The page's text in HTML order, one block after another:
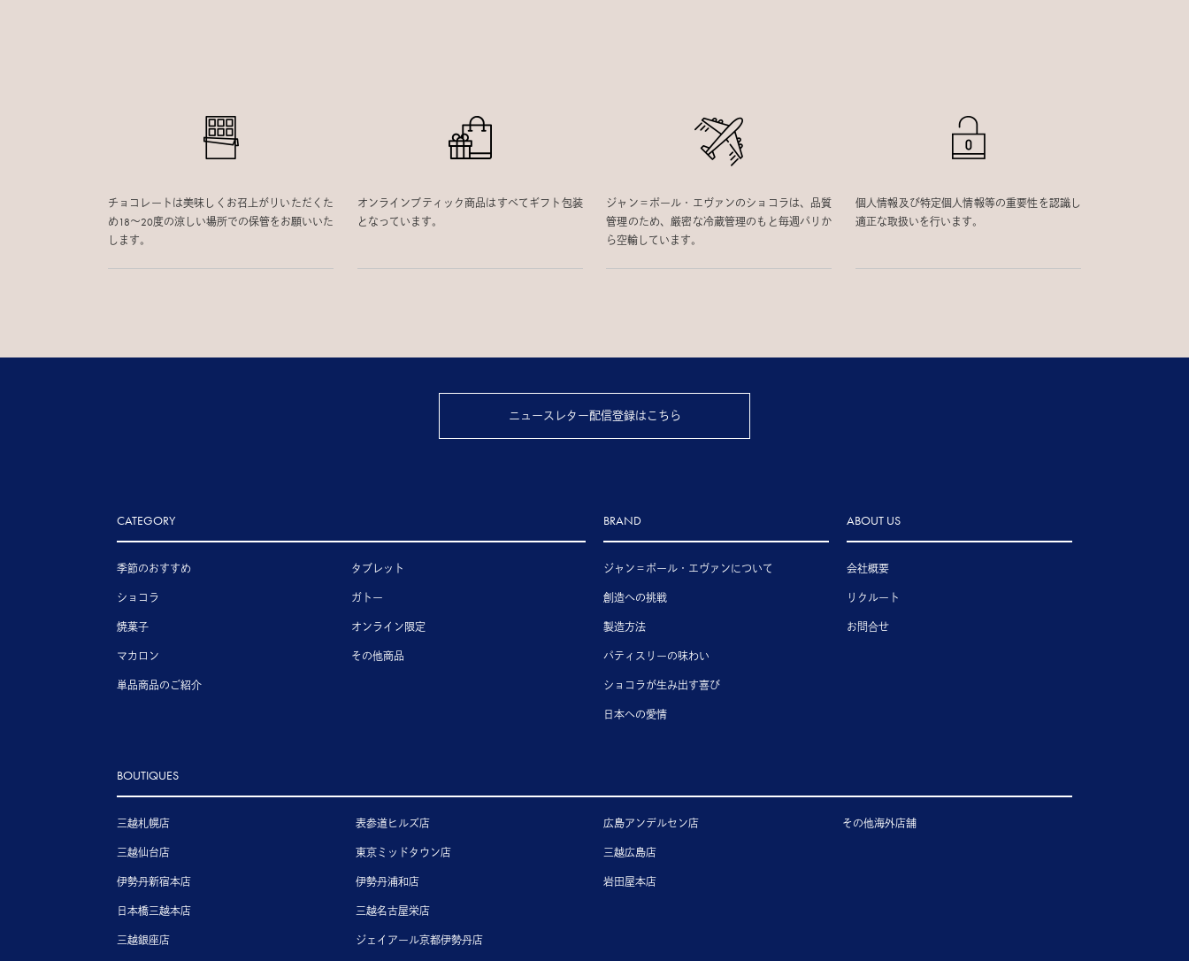
チョコレートは美味しくお召上がりいただくた
め18〜20度の涼しい場所での保管をお願いいた
します。
オンラインブティック商品はすべてギフト包装
となっています。
ジャン＝ポール・エヴァンのショコラは、品質
管理のため、厳密な冷蔵管理のもと毎週パリか
ら空輸しています。
個人情報及び特定個人情報等の重要性を認識し
適正な取扱いを行います。
ニュースレター配信登録はこちら
CATEGORY
季節のおすすめ
ショコラ
焼菓子
マカロン
単品商品のご紹介
タブレット
ガトー
オンライン限定
その他商品
BRAND
ジャン＝ポール・エヴァンについて
創造への挑戦
製造方法
パティスリーの味わい
ショコラが生み出す喜び
日本への愛情
ABOUT US
会社概要
リクルート
お問合せ
BOUTIQUES
三越札幌店
三越仙台店
伊勢丹新宿本店
日本橋三越本店
三越銀座店
表参道ヒルズ店
東京ミッドタウン店
伊勢丹浦和店
三越名古屋栄店
ジェイアール京都伊勢丹店
広島アンデルセン店
三越広島店
岩田屋本店
その他海外店舗